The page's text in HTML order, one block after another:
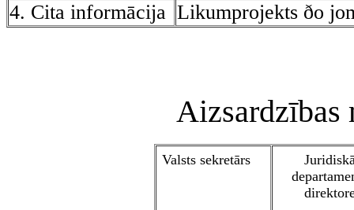
4. Cita informācija Likumprojekts ðo
Aizsardzības
Valsts sekretārs
direktor